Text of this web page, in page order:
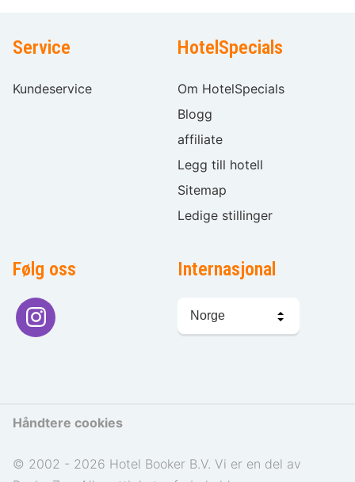
Service
Kundeservice
HotelSpecials
Om HotelSpecials
Blogg
affiliate
Legg till hotell
Sitemap
Ledige stillinger
Følg oss Internasjonal
Håndtere cookies
© 2002 - 2026 Hotel Booker B.V. Vi er en del av